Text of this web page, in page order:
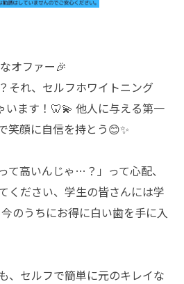
オファー🎉
それ、セルフホワイトニング
います！🦷💫 他人に与える第一
笑顔に自信を持とう😊✨
て高いんじゃ…？」って心配、
ください、学生の皆さんには学
のうちにお得に白い歯を手に入
、セルフで簡単に元のキレイな